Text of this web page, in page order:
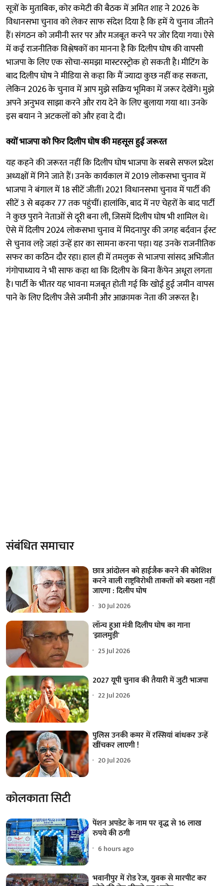
सूत्रों के मुताबिक, कोर कमेटी की बैठक में अमित शाह ने 2026 के
विधानसभा चुनाव को लेकर साफ संदेश दिया है कि हमें ये चुनाव जीतने
हैं। संगठन को जमीनी स्तर पर और मजबूत करने पर जोर दिया गया। ऐसे
में कई राजनीतिक विश्लेषकों का मानना है कि दिलीप घोष की वापसी
भाजपा के लिए एक सोचा-समझा मास्टरस्ट्रोक हो सकती है। मीटिंग के
बाद दिलीप घोष ने मीडिया से कहा कि मैं ज्यादा कुछ नहीं कह सकता,
लेकिन 2026 के चुनाव में आप मुझे सक्रिय भूमिका में जरूर देखेंगे। मुझे
अपने अनुभव साझा करने और राय देने के लिए बुलाया गया था। उनके
इस बयान ने अटकलों को और हवा दे दी।
क्यों भाजपा को फिर दिलीप घोष की महसूस हुई जरूरत
यह कहने की जरूरत नहीं कि दिलीप घोष भाजपा के सबसे सफल प्रदेश
अध्यक्षों में गिने जाते हैं। उनके कार्यकाल में 2019 लोकसभा चुनाव में
भाजपा ने बंगाल में 18 सीटें जीतीं। 2021 विधानसभा चुनाव में पार्टी की
सीटें 3 से बढ़कर 77 तक पहुंचीं। हालांकि, बाद में नए चेहरों के बाद पार्टी
ने कुछ पुराने नेताओं से दूरी बना ली, जिसमें दिलीप घोष भी शामिल थे।
ऐसे में दिलीप 2024 लोकसभा चुनाव में मिदनापुर की जगह बर्दवान ईस्ट
से चुनाव लड़े जहां उन्हें हार का सामना करना पड़ा। यह उनके राजनीतिक
सफर का कठिन दौर रहा। हाल ही में तमलुक से भाजपा सांसद अभिजीत
गंगोपाध्याय ने भी साफ कहा था कि दिलीप के बिना कैंपेन अधूरा लगता
है। पार्टी के भीतर यह भावना मजबूत होती गई कि खोई हुई जमीन वापस
पाने के लिए दिलीप जैसे जमीनी और आक्रामक नेता की जरूरत है।
संबंधित समाचार
छात्र आंदोलन को हाईजैक करने की कोशिश
करने वाली राष्ट्रविरोधी ताकतों को बख्शा नहीं
जाएगा : दिलीप घोष
30 Jul 2026
लॉन्च हुआ मंत्री दिलीप घोष का गाना
'झालमुड़ी'
25 Jul 2026
2027 यूपी चुनाव की तैयारी में जुटी भाजपा
22 Jul 2026
पुलिस उनकी कमर में रस्सियां बांधकर उन्हें
खींचकर लाएगी !
20 Jul 2026
कोलकाता सिटी
पेंशन अपडेट के नाम पर वृद्ध से 16 लाख
रुपये की ठगी
6 hours ago
भवानीपुर में रोड रेज, युवक से मारपीट कर